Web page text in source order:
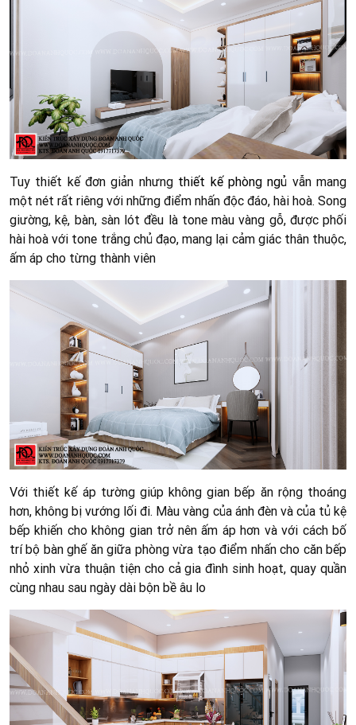
Tuy thiết kế đơn giản nhưng thiết kế phòng ngủ vẫn mang
một nét rất riêng với những điểm nhấn độc đáo, hài hoà. Song
giường, kệ, bàn, sàn lót đều là tone màu vàng gỗ, được phối
hài hoà với tone trắng chủ đạo, mang lại cảm giác thân thuộc,
ấm áp cho từng thành viên
Với thiết kế áp tường giúp không gian bếp ăn rộng thoáng
hơn, không bị vướng lối đi. Màu vàng của ánh đèn và của tủ kệ
bếp khiến cho không gian trở nên ấm áp hơn và với cách bố
trí bộ bàn ghế ăn giữa phòng vừa tạo điểm nhấn cho căn bếp
nhỏ xinh vừa thuận tiện cho cả gia đình sinh hoạt, quay quần
cùng nhau sau ngày dài bộn bề âu lo